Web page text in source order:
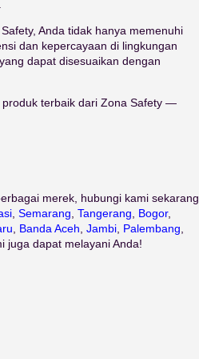
Anda tidak hanya memenuhi
dan kepercayaan di lingkungan
dapat disesuaikan dengan
terbaik dari Zona Safety —
merek, hubungi kami sekarang
, Semarang Tangerang Bogor,
Banda Aceh Jambi, Palembang
juga dapat melayani Anda!